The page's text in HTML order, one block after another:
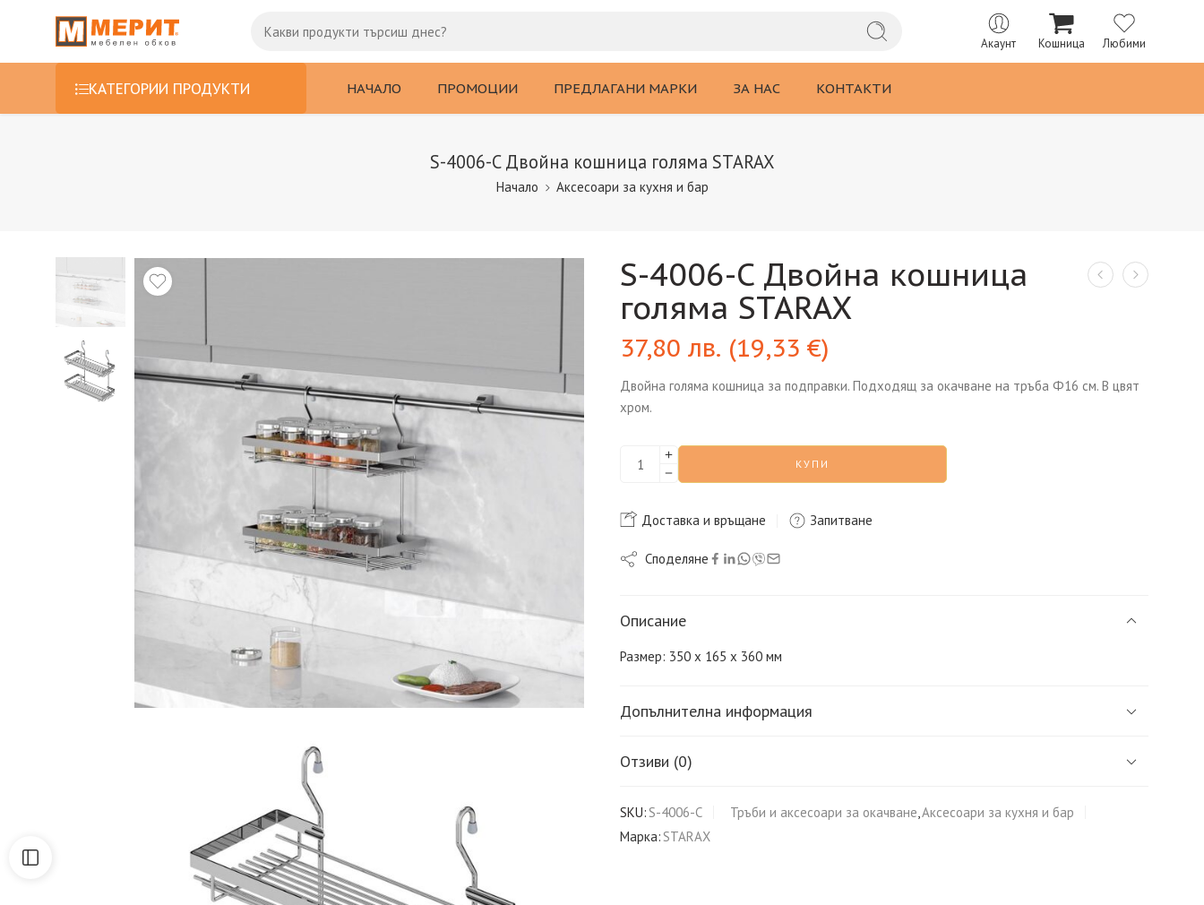
Акаунт Кошница Любими
КАТЕГОРИИ ПРОДУКТИ НАЧАЛО ПРОМОЦИИ ПРЕДЛАГАНИ МАРКИ ЗА НАС КОНТАКТИ
S-4006-C Двойна кошница голяма STARAX
Начало Аксесоари за кухня и бар
S-4006-C Двойна кошница
голяма STARAX
37,80 лв. (19,33 €)
Двойна голяма кошница за подправки. Подходящ за окачване на тръба Ф16 см. В цвят
хром.
КУПИ
Доставка и връщане Запитване
Споделяне
Описание
Размер: 350 х 165 х 360 мм
Допълнителна информация
Отзиви (0)
SKU:S-4006-C Тръби и аксесоари за окачване,Аксесоари за кухня и бар
Марка:STARAX